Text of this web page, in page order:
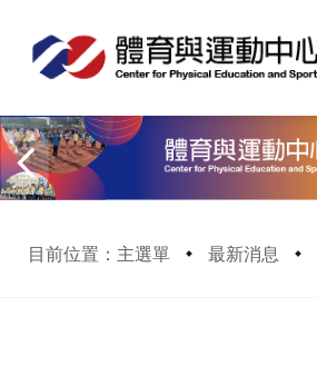
目前位置：主選單 最新消息
:::